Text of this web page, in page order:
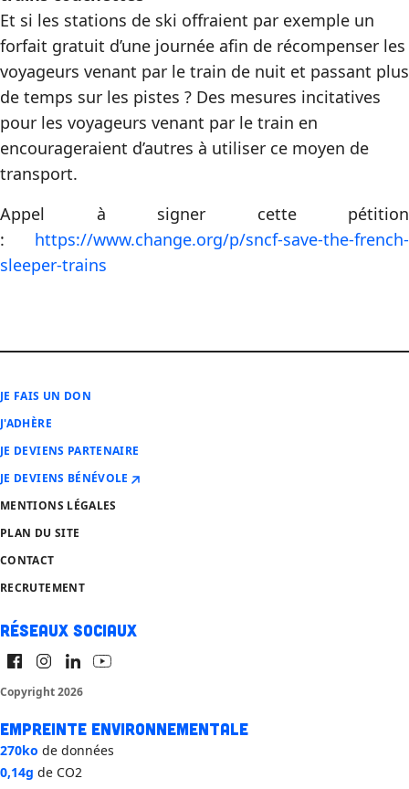
Et si les stations de ski offraient par exemple un
forfait gratuit d’une journée afin de récompenser les
voyageurs venant par le train de nuit et passant plus
de temps sur les pistes ? Des mesures incitatives
pour les voyageurs venant par le train en
encourageraient d’autres à utiliser ce moyen de
transport.
Appel à signer cette pétition
: https://www.change.org/p/sncf-save-the-french-
sleeper-trains
JE FAIS UN DON
J'ADHÈRE
JE DEVIENS PARTENAIRE
JE DEVIENS BÉNÉVOLE
MENTIONS LÉGALES
PLAN DU SITE
CONTACT
RECRUTEMENT
Réseaux sociaux
Copyright 2026
Empreinte environnementale
270ko de données
0,14g de CO2